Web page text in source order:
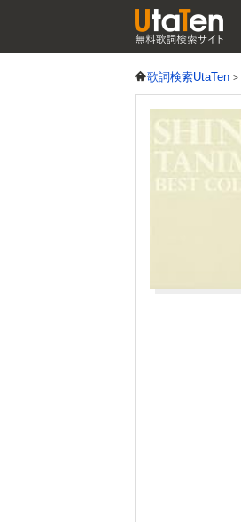
歌詞検索UtaTen